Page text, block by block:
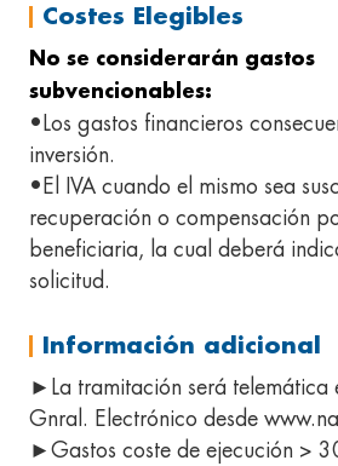
Costes Elegibles
No se considerarán gastos
subvencionables:
•Los gastos financieros
inversión.
•El IVA cuando el mismo sea
recuperación o compensación
beneficiaria, la cual deberá
solicitud.
Información adicional
►La tramitación será telemática
Gnral. Electrónico desde
►Gastos coste de ejecución >